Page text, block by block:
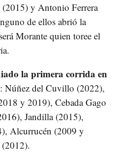
(2015) y Antonio Ferrera
de ellos abrió la
Morante quien toree el
la primera corrida en
: Núñez del Cuvillo (2022),
y 2019), Cebada Gago
Jandilla (2015),
Alcurrucén (2009 y